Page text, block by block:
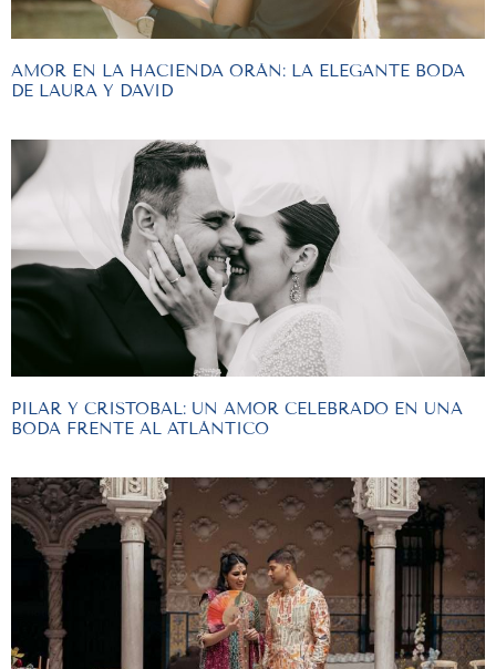
AMOR EN LA HACIENDA ORÁN: LA ELEGANTE BODA
DE LAURA Y DAVID
PILAR Y CRISTOBAL: UN AMOR CELEBRADO EN UNA
BODA FRENTE AL ATLÁNTICO